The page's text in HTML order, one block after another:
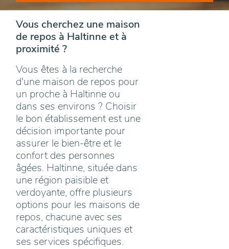
Vous cherchez une maison
de repos à Haltinne et à
proximité ?
Vous êtes à la recherche
d'une maison de repos pour
un proche à Haltinne ou
dans ses environs ? Choisir
le bon établissement est une
décision importante pour
assurer le bien-être et le
confort des personnes
âgées. Haltinne, située dans
une région paisible et
verdoyante, offre plusieurs
options pour les maisons de
repos, chacune avec ses
caractéristiques uniques et
ses services spécifiques.